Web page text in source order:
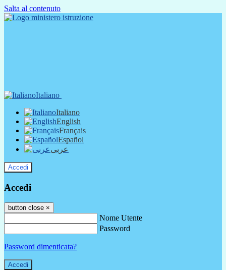
Salta al contenuto
Italiano
Italiano
English
Français
Español
عربى
Accedi
Accedi
button close ×
Nome Utente
Password
Password dimenticata?